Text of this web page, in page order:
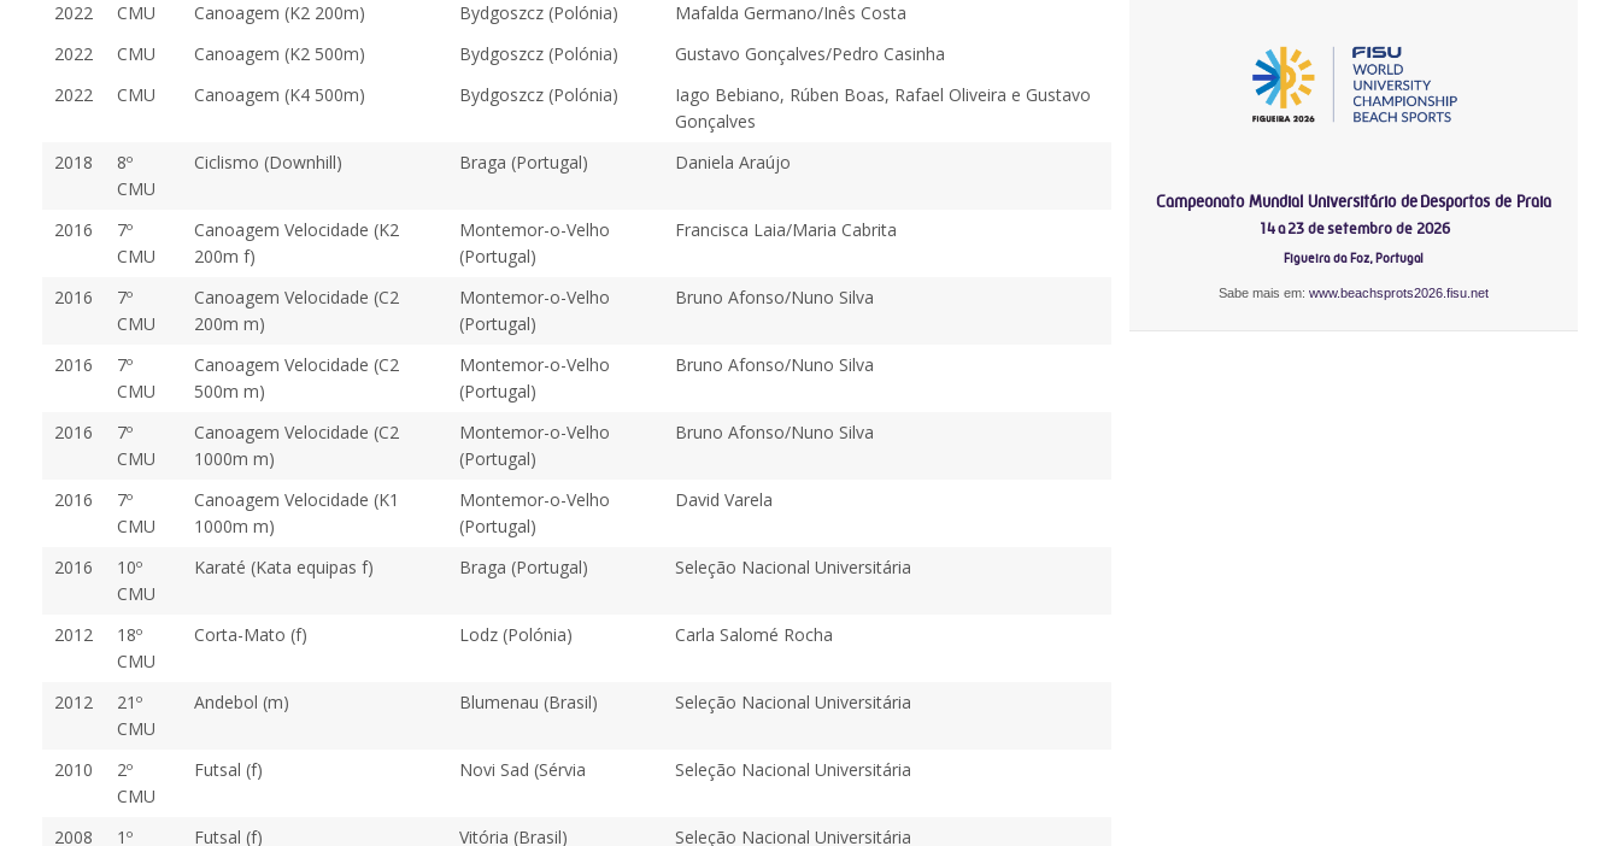
2022
CMU Canoagem (K2 200m) Bydgoszcz (Polónia)
Mafalda Germano/Inês Costa
2022
CMU Canoagem (K2 500m) Bydgoszcz (Polónia)
Gustavo Gonçalves/Pedro Casinha
2022
CMU Canoagem (K4 500m) Bydgoszcz (Polónia)
Iago Bebiano, Rúben Boas, Rafael Oliveira e Gustavo
Gonçalves
2018
8º
CMU
Ciclismo (Downhill) Braga (Portugal) Daniela Araújo
2016
7º
CMU
Canoagem Velocidade (K2
200m f)
Montemor-o-Velho
(Portugal)
Francisca Laia/Maria Cabrita
2016
7º
CMU
Canoagem Velocidade (C2
200m m)
Montemor-o-Velho
(Portugal)
Bruno Afonso/Nuno Silva
2016
7º
CMU
Canoagem Velocidade (C2
500m m)
Montemor-o-Velho
(Portugal)
Bruno Afonso/Nuno Silva
2016
7º
CMU
Canoagem Velocidade (C2
1000m m)
Montemor-o-Velho
(Portugal)
Bruno Afonso/Nuno Silva
2016
7º
CMU
Canoagem Velocidade (K1
1000m m)
Montemor-o-Velho
(Portugal)
David Varela
2016
10º
CMU
Karaté (Kata equipas f) Braga (Portugal) Seleção Nacional Universitária
2012
18º
CMU
Corta-Mato (f) Lodz (Polónia) Carla Salomé Rocha
2012
21º
CMU
Andebol (m) Blumenau (Brasil) Seleção Nacional Universitária
2010
2º
CMU
Futsal (f) Novi Sad (Sérvia Seleção Nacional Universitária
2008
1º
Futsal (f) Vitória (Brasil) Seleção Nacional Universitária
Campeonato Mundial Universitário de Desportos de Praia
14 a 23 de setembro de 2026
Figueira da Foz, Portugal
Sabe mais em:www.beachsprots2026.fisu.net